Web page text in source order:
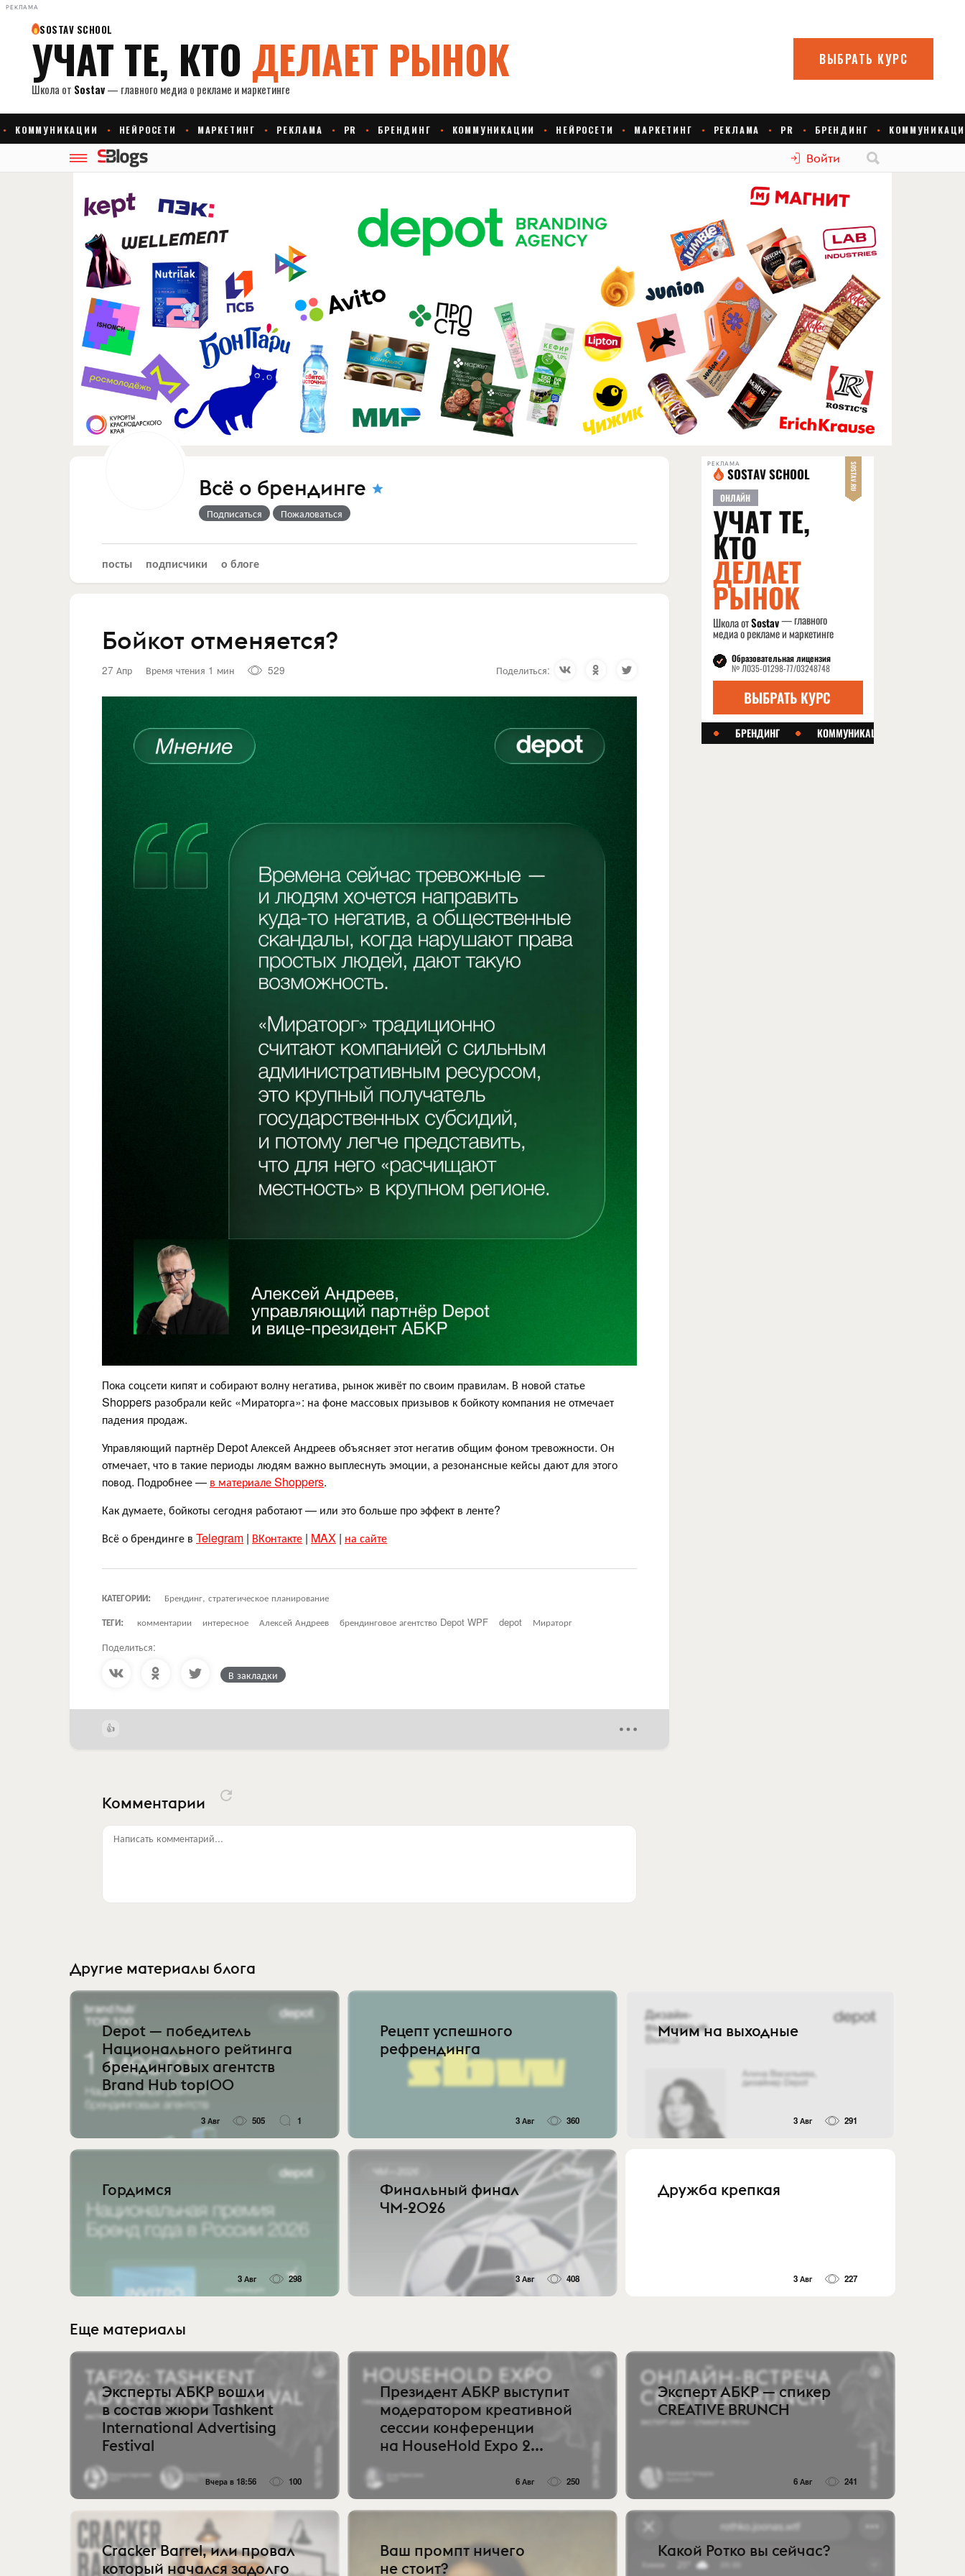
РЕКЛАМА
Войти
Всё о брендинге
Подписаться Пожаловаться
посты подписчики о блоге
Бойкот отменяется?
27 Апр Время чтения 1 мин 529 Поделиться:
Пока соцсети кипят и собирают волну негатива, рынок живёт по своим правилам. В новой статье
Shoppers разобрали кейс «Мираторга»: на фоне массовых призывов к бойкоту компания не отмечает
падения продаж.
Управляющий партнёр Depot Алексей Андреев объясняет этот негатив общим фоном тревожности. Он
отмечает, что в такие периоды людям важно выплеснуть эмоции, а резонансные кейсы дают для этого
повод. Подробнее — в материале Shoppers.
Как думаете, бойкоты сегодня работают — или это больше про эффект в ленте?
Всё о брендинге в Telegram | ВКонтакте | MAX | на сайте
КАТЕГОРИИ:
Брендинг, стратегическое планирование
ТЕГИ:
комментарии интересное Алексей Андреев брендинговое агентство Depot WPF depot Мираторг
Поделиться:
В закладки
Комментарии
Написать комментарий...
РЕКЛАМА
Другие материалы блога
Depot — победитель
Национального рейтинга
брендинговых агентств
Brand Hub top100
3 Авг 505 1
Рецепт успешного
рефрендинга
3 Авг 360
Мчим на выходные
3 Авг 291
Гордимся
3 Авг 298
Финальный финал
ЧМ-2026
3 Авг 408
Дружба крепкая
3 Авг 227
Еще материалы
Эксперты АБКР вошли
в состав жюри Tashkent
International Advertising
Festival
Вчера в 18:56 100
Президент АБКР выступит
модератором креативной
сессии конференции
на HouseHold Expo 2...
6 Авг 250
Эксперт АБКР — спикер
CREATIVE BRUNCH
6 Авг 241
Cracker Barrel, или провал
который начался задолго
Ваш промпт ничего
не стоит?
Какой Ротко вы сейчас?